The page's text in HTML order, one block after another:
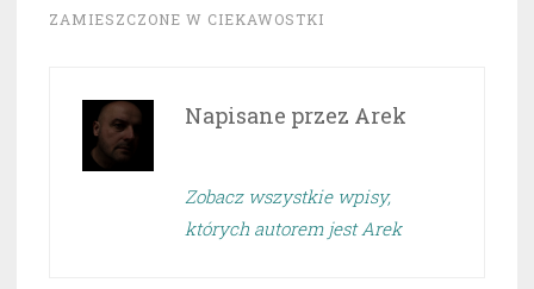
ZAMIESZCZONE W CIEKAWOSTKI
Napisane przez Arek
Zobacz wszystkie wpisy,
których autorem jest Arek